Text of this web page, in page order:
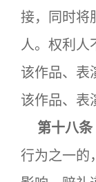
接，同时将
人。权利人
该作品、表
该作品、表
第十八条
行为之一的